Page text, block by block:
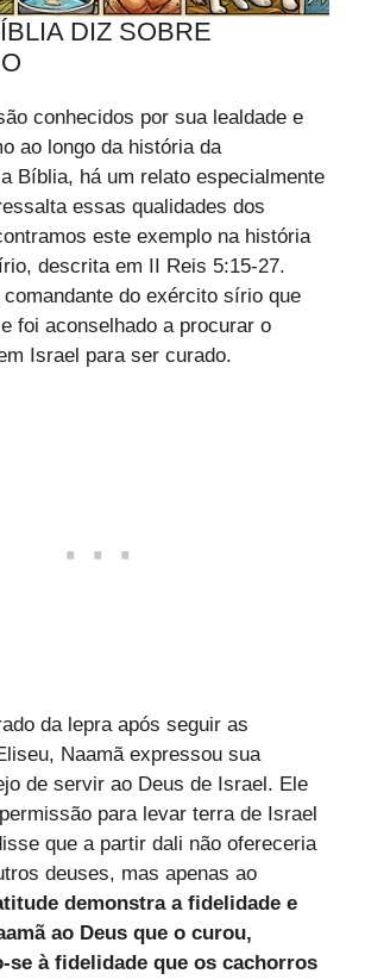
DIZ SOBRE
conhecidos por sua lealdade e
ao longo da história da
Bíblia, há um relato especialmente
essas qualidades dos
este exemplo na história
descrita em II Reis 5:15-27.
comandante do exército sírio que
foi aconselhado a procurar o
Israel para ser curado.
da lepra após seguir as
Naamã expressou sua
de servir ao Deus de Israel. Ele
para levar terra de Israel
que a partir dali não ofereceria
deuses, mas apenas ao
demonstra a fidelidade e
ao Deus que o curou,
se à fidelidade que os cachorros